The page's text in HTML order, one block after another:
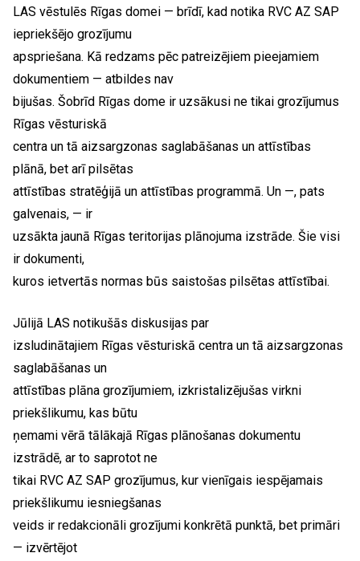
LAS vēstulēs Rīgas domei — brīdī, kad notika RVC AZ SAP
iepriekšējo grozījumu
apspriešana. Kā redzams pēc patreizējiem pieejamiem
dokumentiem — atbildes nav
bijušas. Šobrīd Rīgas dome ir uzsākusi ne tikai grozījumus
Rīgas vēsturiskā
centra un tā aizsargzonas saglabāšanas un attīstības
plānā, bet arī pilsētas
attīstības stratēģijā un attīstības programmā. Un —, pats
galvenais, — ir
uzsākta jaunā Rīgas teritorijas plānojuma izstrāde. Šie visi
ir dokumenti,
kuros ietvertās normas būs saistošas pilsētas attīstībai.
Jūlijā LAS notikušās diskusijas par
izsludinātajiem Rīgas vēsturiskā centra un tā aizsargzonas
saglabāšanas un
attīstības plāna grozījumiem, izkristalizējušas virkni
priekšlikumu, kas būtu
ņemami vērā tālākajā Rīgas plānošanas dokumentu
izstrādē, ar to saprotot ne
tikai RVC AZ SAP grozījumus, kur vienīgais iespējamais
priekšlikumu iesniegšanas
veids ir redakcionāli grozījumi konkrētā punktā, bet primāri
— izvērtējot